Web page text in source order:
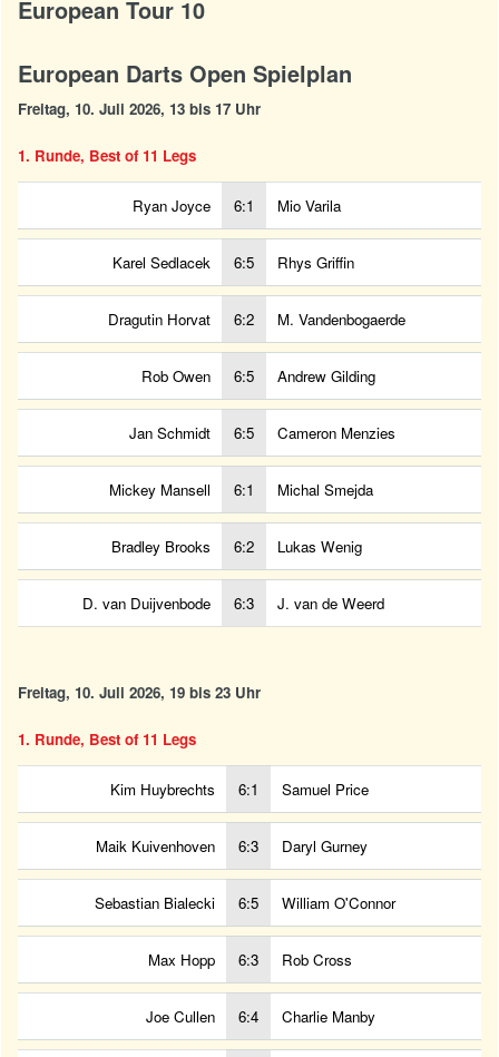
European Tour 10
European Darts Open Spielplan
Freitag, 10. Juli 2026, 13 bis 17 Uhr
1. Runde, Best of 11 Legs
Ryan Joyce 6:1 Mio Varila
Karel Sedlacek 6:5 Rhys Griffin
Dragutin Horvat 6:2 M. Vandenbogaerde
Rob Owen 6:5 Andrew Gilding
Jan Schmidt 6:5 Cameron Menzies
Mickey Mansell 6:1 Michal Smejda
Bradley Brooks 6:2 Lukas Wenig
D. van Duijvenbode 6:3 J. van de Weerd
Freitag, 10. Juli 2026, 19 bis 23 Uhr
1. Runde, Best of 11 Legs
Kim Huybrechts 6:1 Samuel Price
Maik Kuivenhoven 6:3 Daryl Gurney
Sebastian Bialecki 6:5 William O'Connor
Max Hopp 6:3 Rob Cross
Joe Cullen 6:4 Charlie Manby